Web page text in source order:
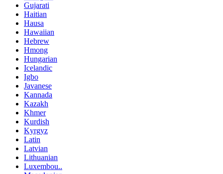
Gujarati
Haitian
Hausa
Hawaiian
Hebrew
Hmong
Hungarian
Icelandic
Igbo
Javanese
Kannada
Kazakh
Khmer
Kurdish
Kyrgyz
Latin
Latvian
Lithuanian
Luxembou..